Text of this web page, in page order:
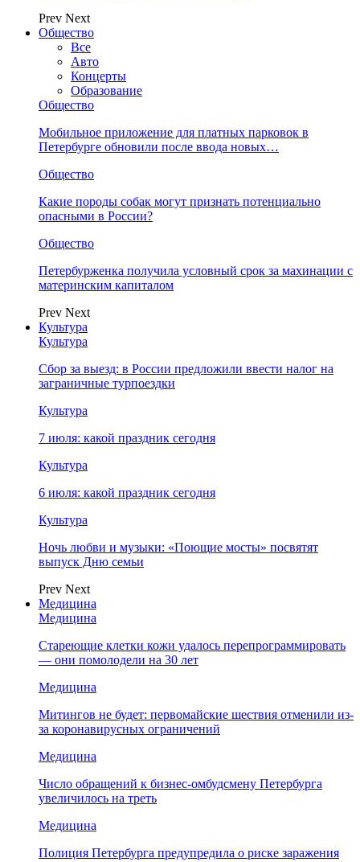
Prev Next
Общество
Все
Авто
Концерты
Образование
Общество
Мобильное приложение для платных парковок в
Петербурге обновили после ввода новых…
Общество
Какие породы собак могут признать потенциально
опасными в России?
Общество
Петербурженка получила условный срок за махинации с
материнским капиталом
Prev Next
Культура
Культура
Сбор за выезд: в России предложили ввести налог на
заграничные турпоездки
Культура
7 июля: какой праздник сегодня
Культура
6 июля: какой праздник сегодня
Культура
Ночь любви и музыки: «Поющие мосты» посвятят
выпуск Дню семьи
Prev Next
Медицина
Медицина
Стареющие клетки кожи удалось перепрограммировать
— они помолодели на 30 лет
Медицина
Митингов не будет: первомайские шествия отменили из-
за коронавирусных ограничений
Медицина
Число обращений к бизнес-омбудсмену Петербурга
увеличилось на треть
Медицина
Полиция Петербурга предупредила о риске заражения